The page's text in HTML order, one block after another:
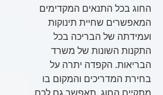
החוג בכל התנאים המקדימים
המאפשרים שחיית תינוקות
ועמידתה של הבריכה בכל
התקנות השונות של משרד
הבריאות. הקפדה יתרה על
בחירת המדריכים והמקום בו